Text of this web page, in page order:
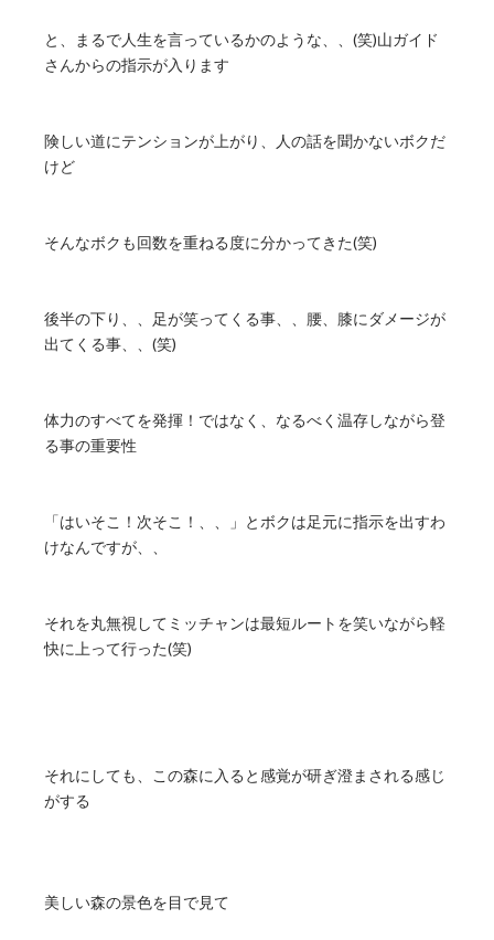
と、まるで人生を言っているかのような、、(笑)山ガイド
さんからの指示が入ります
険しい道にテンションが上がり、人の話を聞かないボクだ
けど
そんなボクも回数を重ねる度に分かってきた(笑)
後半の下り、、足が笑ってくる事、、腰、膝にダメージが
出てくる事、、(笑)
体力のすべてを発揮！ではなく、なるべく温存しながら登
る事の重要性
「はいそこ！次そこ！、、」とボクは足元に指示を出すわ
けなんですが、、
それを丸無視してミッチャンは最短ルートを笑いながら軽
快に上って行った(笑)
それにしても、この森に入ると感覚が研ぎ澄まされる感じ
がする
美しい森の景色を目で見て